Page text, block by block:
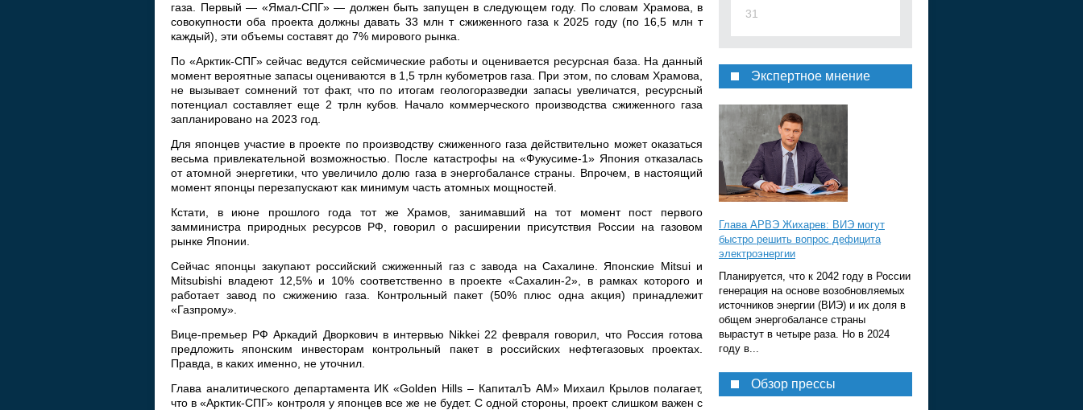
газа. Первый — «Ямал-СПГ» — должен быть запущен в следующем году. По словам Храмова, в
совокупности оба проекта должны давать 33 млн т сжиженного газа к 2025 году (по 16,5 млн т
каждый), эти объемы составят до 7% мирового рынка.
По «Арктик-СПГ» сейчас ведутся сейсмические работы и оценивается ресурсная база. На данный
момент вероятные запасы оцениваются в 1,5 трлн кубометров газа. При этом, по словам Храмова,
не вызывает сомнений тот факт, что по итогам геологоразведки запасы увеличатся, ресурсный
потенциал составляет еще 2 трлн кубов. Начало коммерческого производства сжиженного газа
запланировано на 2023 год.
Для японцев участие в проекте по производству сжиженного газа действительно может оказаться
весьма привлекательной возможностью. После катастрофы на «Фукусиме-1» Япония отказалась
от атомной энергетики, что увеличило долю газа в энергобалансе страны. Впрочем, в настоящий
момент японцы перезапускают как минимум часть атомных мощностей.
Кстати, в июне прошлого года тот же Храмов, занимавший на тот момент пост первого
замминистра природных ресурсов РФ, говорил о расширении присутствия России на газовом
рынке Японии.
Сейчас японцы закупают российский сжиженный газ с завода на Сахалине. Японские Mitsui и
Mitsubishi владеют 12,5% и 10% соответственно в проекте «Сахалин-2», в рамках которого и
работает завод по сжижению газа. Контрольный пакет (50% плюс одна акция) принадлежит
«Газпрому».
Вице-премьер РФ Аркадий Дворкович в интервью Nikkei 22 февраля говорил, что Россия готова
предложить японским инвесторам контрольный пакет в российских нефтегазовых проектах.
Правда, в каких именно, не уточнил.
Глава аналитического департамента ИК «Golden Hills – КапиталЪ АМ» Михаил Крылов полагает,
что в «Арктик-СПГ» контроля у японцев все же не будет. С одной стороны, проект слишком важен с
31
Экспертное мнение
Глава АРВЭ Жихарев: ВИЭ могут
быстро решить вопрос дефицита
электроэнергии
Планируется, что к 2042 году в России
генерация на основе возобновляемых
источников энергии (ВИЭ) и их доля в
общем энергобалансе страны
вырастут в четыре раза. Но в 2024
году в...
Обзор прессы